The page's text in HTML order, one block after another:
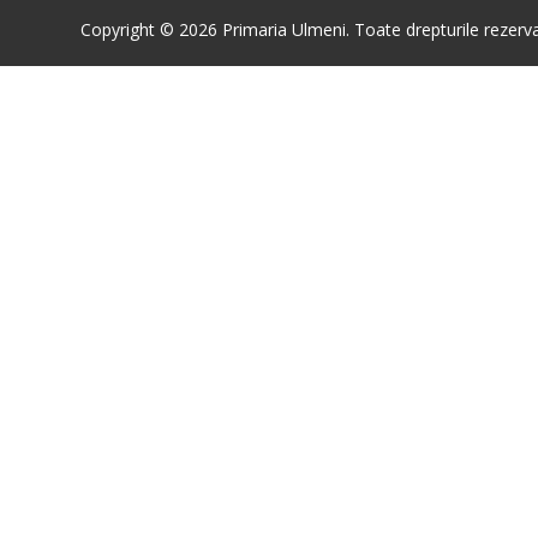
Copyright © 2026 Primaria Ulmeni. Toate drepturile